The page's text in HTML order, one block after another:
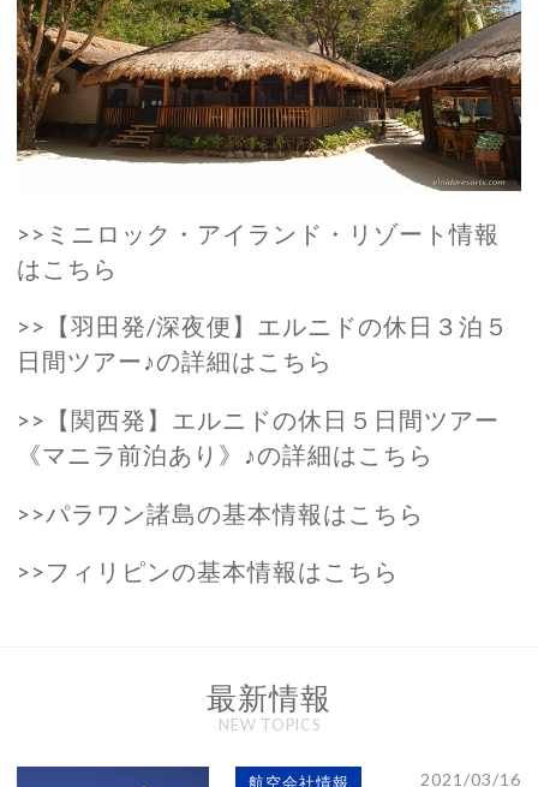
>>ミニロック・アイランド・リゾート情報
は こちら
>>【羽田発/深夜便】エルニドの休日３泊５
日間ツアー♪の詳細は こちら
>>【関西発】エルニドの休日５日間ツアー
《マニラ前泊あり》♪の詳細は こちら
>>パラワン諸島の基本情報は こちら
>>フィリピンの基本情報は こちら
最新情報
NEW TOPICS
航空会社情報 2021/03/16